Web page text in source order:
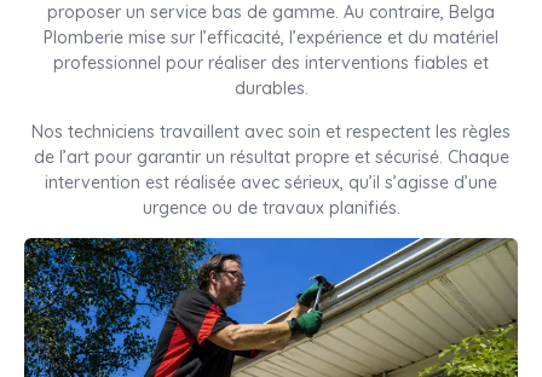
proposer un service bas de gamme. Au contraire, Belga
Plomberie mise sur l’efficacité, l’expérience et du matériel
professionnel pour réaliser des interventions fiables et
durables.
Nos techniciens travaillent avec soin et respectent les règles
de l’art pour garantir un résultat propre et sécurisé. Chaque
intervention est réalisée avec sérieux, qu’il s’agisse d’une
urgence ou de travaux planifiés.